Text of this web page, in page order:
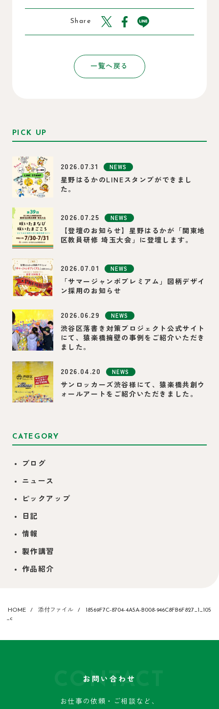
Share
一覧へ戻る
PICK UP
2026.07.31 NEWS
星野はるかのLINEスタンプができまし
た。
2026.07.25 NEWS
【登壇のお知らせ】星野はるかが「関東地
区教員研修 埼玉大会」に登壇します。
2026.07.01 NEWS
「サマージャンボプレミアム」図柄デザイ
ン採用のお知らせ
2026.06.29 NEWS
渋谷区落書き対策プロジェクト公式サイト
にて、猿楽橋擁壁の事例をご紹介いただき
ました。
2026.04.20 NEWS
サンロッカーズ渋谷様にて、猿楽橋共創ウ
ォールアートをご紹介いただきました。
CATEGORY
ブログ
ニュース
ピックアップ
日記
情報
製作講習
作品紹介
HOME 添付ファイル
18569F7C-8704-4A5A-B008-946C8FB6F827_1_105
_c
CONTACT
お問い合わせ
お仕事の依頼・ご相談など、